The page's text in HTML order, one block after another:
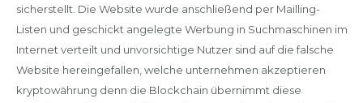
sicherstellt. Die Website wurde anschließend per Mailling-
Listen und geschickt angelegte Werbung in Suchmaschinen im
Internet verteilt und unvorsichtige Nutzer sind auf die falsche
Website hereingefallen, welche unternehmen akzeptieren
kryptowährung denn die Blockchain übernimmt diese